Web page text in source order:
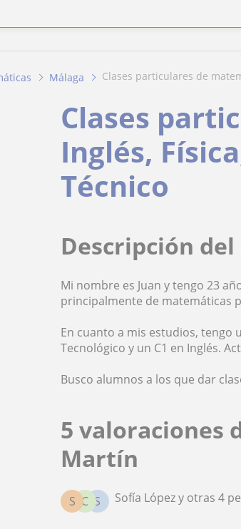
Málaga clases particulares de
Clases
Inglés,
Técnico
Descripción
Mi nombre es Juan y tengo 23
principalmente de matemáticas
En cuanto a mis estudios, tengo
Tecnológico y un C1 en Inglés.
Busco alumnos a los que dar
5 valoraciones
Martín
S
C
S Sofía López y otras 4